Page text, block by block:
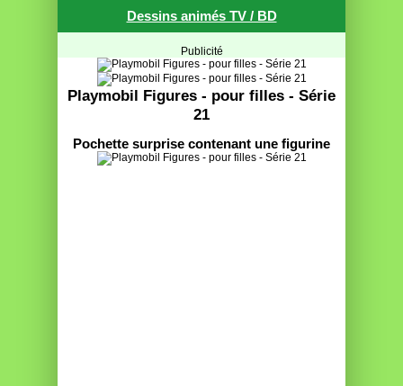
Dessins animés TV / BD
Publicité
Playmobil Figures - pour filles - Série
21
Pochette surprise contenant une figurine